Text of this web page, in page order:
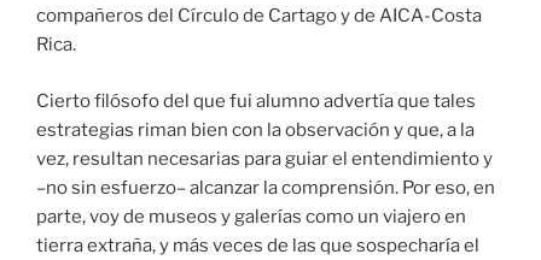
compañeros del Círculo de Cartago y de AICA-Costa
Rica.
Cierto filósofo del que fui alumno advertía que tales
estrategias riman bien con la observación y que, a la
vez, resultan necesarias para guiar el entendimiento y
–no sin esfuerzo– alcanzar la comprensión. Por eso, en
parte, voy de museos y galerías como un viajero en
tierra extraña, y más veces de las que sospecharía el